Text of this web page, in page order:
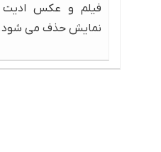
فیلم و عکس
نمایش حذف می